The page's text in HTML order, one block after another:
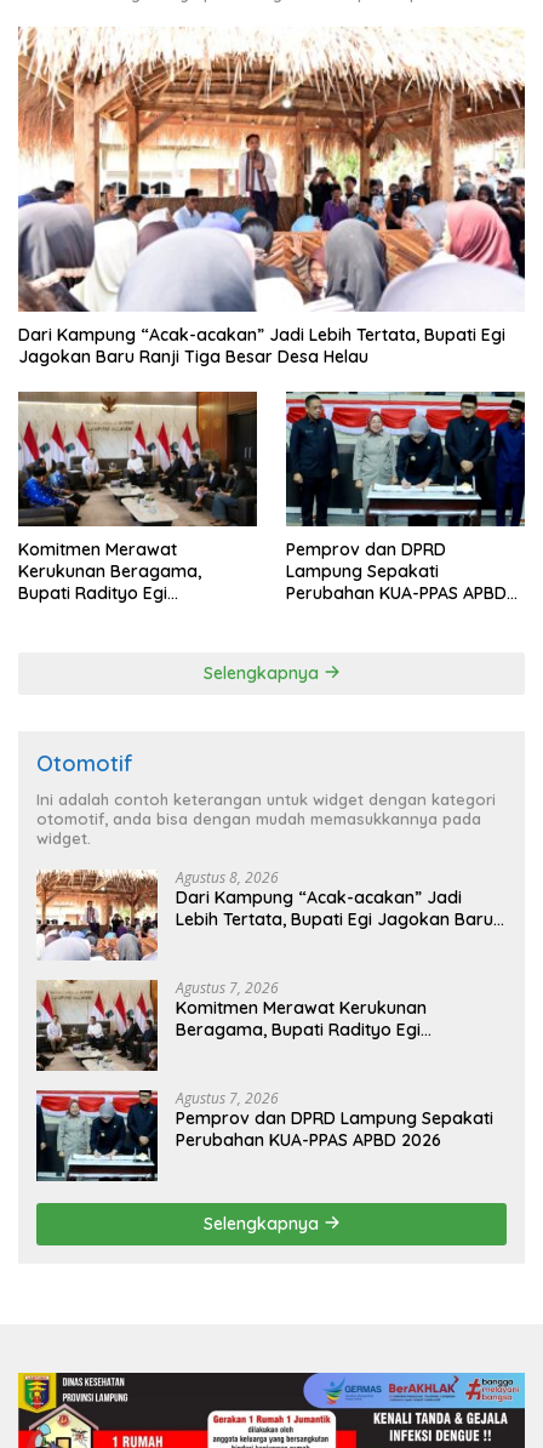
Dari Kampung “Acak-acakan” Jadi Lebih Tertata, Bupati Egi
Jagokan Baru Ranji Tiga Besar Desa Helau
Komitmen Merawat
Kerukunan Beragama,
Bupati Radityo Egi
Pemprov dan DPRD
Lampung Sepakati
Perubahan KUA-PPAS APBD
Selengkapnya
Otomotif
Ini adalah contoh keterangan untuk widget dengan kategori
otomotif, anda bisa dengan mudah memasukkannya pada
widget.
Agustus 8, 2026
Dari Kampung “Acak-acakan” Jadi
Lebih Tertata, Bupati Egi Jagokan Baru
Agustus 7, 2026
Komitmen Merawat Kerukunan
Beragama, Bupati Radityo Egi
Agustus 7, 2026
Pemprov dan DPRD Lampung Sepakati
Perubahan KUA-PPAS APBD 2026
Selengkapnya